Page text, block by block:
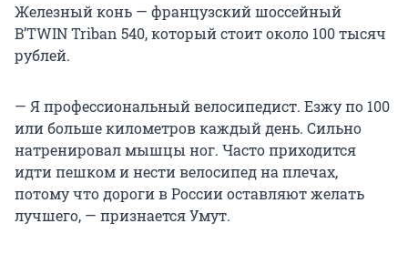
Железный конь — французский шоссейный
B’TWIN Triban 540, который стоит около 100 тысяч
рублей.
— Я профессиональный велосипедист. Езжу по 100
или больше километров каждый день. Сильно
натренировал мышцы ног. Часто приходится
идти пешком и нести велосипед на плечах,
потому что дороги в России оставляют желать
лучшего, — признается Умут.